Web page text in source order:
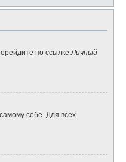
по ссылкеЛичный
себе. Для всех